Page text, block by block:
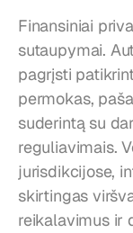
Finansiniai
sutaupymai.
pagrįsti
permokas,
suderintą su
reguliavimais.
jurisdikcijose,
skirtingas
reikalavimus ir